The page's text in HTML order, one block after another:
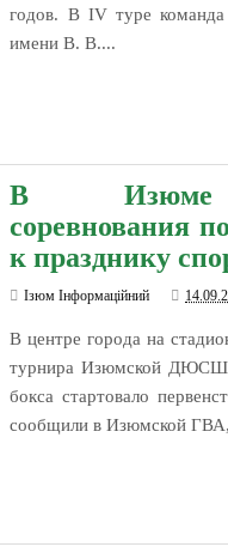
годов. В IV туре
имени В. В....
В Изюме
соревнования
к празднику
Ізюм Інформаційний
В центре города на
турнира Изюмской ДЮСШ
бокса стартовало
сообщили в Изюмской